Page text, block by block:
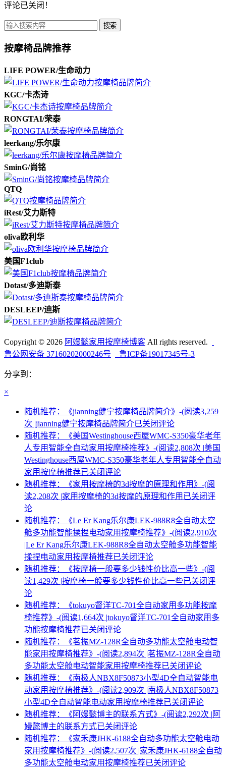
评论已关闭！
搜索
按摩椅品牌推荐
LIFE POWER/生命动力
KGC/卡杰诗
RONGTAI/荣泰
leerkang/乐尔康
SminG/尚铭
QTQ
iRest/艾力斯特
oliva欧利华
美国F1club
Dotast/多迪斯泰
DESLEEP/迪斯
Copyright © 2026 阿嫚懿家用按摩椅博客 All rights reserved.
鲁公网安备 37160202000246号
鲁ICP备19017345号-3
分享到：
×
随机推荐：《jianning健宁按摩椅品牌简介》-(阅读3,259
次 |jianning健宁按摩椅品牌简介已关闭评论
随机推荐：《美国Westinghouse西屋WMC-S350豪华老年
人专用智能全自动家用按摩椅推荐》-(阅读2,808次 |美国
Westinghouse西屋WMC-S350豪华老年人专用智能全自动
家用按摩椅推荐已关闭评论
随机推荐：《家用按摩椅的3d按摩的原理和作用》-(阅
读2,208次 |家用按摩椅的3d按摩的原理和作用 已关闭评
论
随机推荐：《Le Er Kang乐尔康LEK-988R8全自动太空
舱多功能智能揉捏电动家用按摩椅推荐》-(阅读2,910次
|Le Er Kang乐尔康LEK-988R8全自动太空舱多功能智能
揉捏电动家用按摩椅推荐已关闭评论
随机推荐：《按摩椅一般要多少钱性价比高一些》-(阅
读1,429次 |按摩椅一般要多少钱性价比高一些已关闭评
论
随机推荐：《tokuyo督洋TC-701全自动家用多功能按摩
椅推荐》-(阅读1,664次 |tokuyo督洋TC-701全自动家用多
功能按摩椅推荐已关闭评论
随机推荐：《茗振MZ-128R全自动多功能太空舱电动智
能家用按摩椅推荐》-(阅读2,894次 |茗振MZ-128R全自动
多功能太空舱电动智能家用按摩椅推荐已关闭评论
随机推荐：《南极人NBX8F50873小型4D全自动智能电
动家用按摩椅推荐》-(阅读2,909次 |南极人NBX8F50873
小型4D全自动智能电动家用按摩椅推荐已关闭评论
随机推荐：《阿嫚懿博主的联系方式》-(阅读2,292次 | 阿
嫚懿博主的联系方式已关闭评论
随机推荐：《家禾康JHK-6188全自动多功能太空舱电动
家用按摩椅推荐》-(阅读2,507次 |家禾康JHK-6188全自动
多功能太空舱电动家用按摩椅推荐已关闭评论